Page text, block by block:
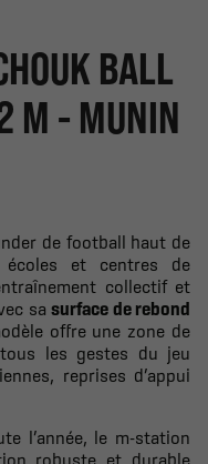
BALL
M - MUNIN
de football haut de
et centres de
collectif et
sasurface de rebond
offre une zone de
les gestes du jeu
reprises d’appui
l’année, le m-station
robuste et durable